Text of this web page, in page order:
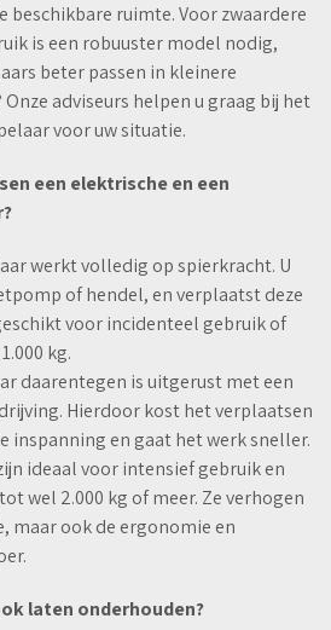
beschikbare ruimte. Voor zwaardere
is een robuuster model nodig,
beter passen in kleinere
adviseurs helpen u graag bij het
voor uw situatie.
een elektrische en een
werkt volledig op spierkracht. U
of hendel, en verplaatst deze
voor incidenteel gebruik of
kg.
daarentegen is uitgerust met een
Hierdoor kost het verplaatsen
inspanning en gaat het werk sneller.
ideaal voor intensief gebruik en
wel 2.000 kg of meer. Ze verhogen
maar ook de ergonomie en
laten onderhouden?